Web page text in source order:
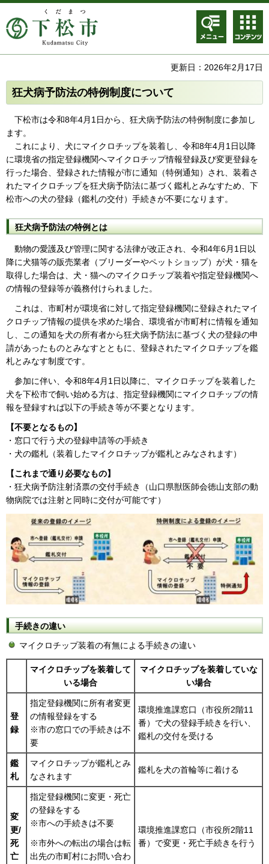
メニュ
ー
コンテ
ンツメ
ニュー
更新日：2026年2月17日
狂犬病予防法の特例制度について
下松市は令和8年4月1日から、狂犬病予防法の特例制度に参加し
ます。
これにより、犬にマイクロチップを装着し、令和8年4月1日以降
に環境省の指定登録機関へマイクロチップ情報登録及び変更登録を
行った場合、登録された情報が市に通知（特例通知）され、装着さ
れたマイクロチップを狂犬病予防法に基づく鑑札とみなすため、下
松市への犬の登録（鑑札の交付）手続きが不要になります。
狂犬病予防法の特例とは
動物の愛護及び管理に関する法律が改正され、令和4年6月1日以
降に犬猫等の販売業者（ブリーダーやペットショップ）が犬・猫を
取得した場合は、犬・猫へのマイクロチップ装着や指定登録機関へ
の情報の登録等が義務付けられました。
これは、市町村が環境省に対して指定登録機関に登録されたマイ
クロチップ情報の提供を求めた場合、環境省が市町村に情報を通知
し、この通知を⽝の所有者から狂⽝病予防法に基づく犬の登録の申
請があったものとみなすとともに、登録されたマイクロチップを鑑
札とみなす制度です。
参加に伴い、令和8年4月1日以降に、マイクロチップを装着した
犬を下松市で飼い始める方は、指定登録機関にマイクロチップの情
報を登録すれば以下の手続き等が不要となります。
【不要となるもの】
・窓口で行う犬の登録申請等の手続き
・犬の鑑札（装着したマイクロチップが鑑札とみなされます）
【これまで通り必要なもの】
・狂犬病予防注射済票の交付手続き（山口県獣医師会徳山支部の動
物病院では注射と同時に交付が可能です）
手続きの違い
マイクロチップ装着の有無による手続きの違い
マイクロチップを装着して
いる場合
マイクロチップを装着していな
い場合
登
録
指定登録機関に所有者変更
の情報登録をする
※市の窓口での手続きは不
要
環境推進課窓口（市役所2階11
番）で犬の登録手続きを行い、
鑑札の交付を受ける
鑑
札
マイクロチップが鑑札とみ
なされます
鑑札を犬の首輪等に着ける
変
更/
死
亡
指定登録機関に変更・死亡
の登録をする
※市への手続きは不要
※市外への転出の場合は転
出先の市町村にお問い合わ
環境推進課窓口（市役所2階11
番）で変更・死亡手続きを行う